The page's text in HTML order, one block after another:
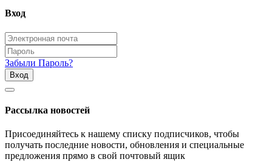
Вход
Забыли Пароль?
Вход
Рассылка новостей
Присоединяйтесь к нашему списку подписчиков, чтобы
получать последние новости, обновления и специальные
предложения прямо в свой почтовый ящик